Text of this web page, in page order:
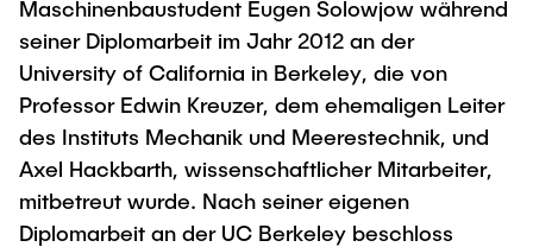
Joint School of Multidisciplinary Studies
Institutes
Overview
Maschinenbaustudent Eugen Solowjow während
seiner Diplomarbeit im Jahr 2012 an der
University of California in Berkeley, die von
Professor Edwin Kreuzer, dem ehemaligen Leiter
des Instituts Mechanik und Meerestechnik, und
Axel Hackbarth, wissenschaftlicher Mitarbeiter,
mitbetreut wurde. Nach seiner eigenen
Diplomarbeit an der UC Berkeley beschloss